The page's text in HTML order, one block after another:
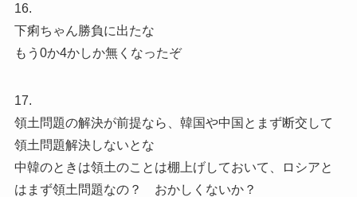
16.
下痢ちゃん勝負に出たな
もう0か4かしか無くなったぞ
17.
領土問題の解決が前提なら、韓国や中国とまず断交して
領土問題解決しないとな
中韓のときは領土のことは棚上げしておいて、ロシアと
はまず領土問題なの？ おかしくないか？